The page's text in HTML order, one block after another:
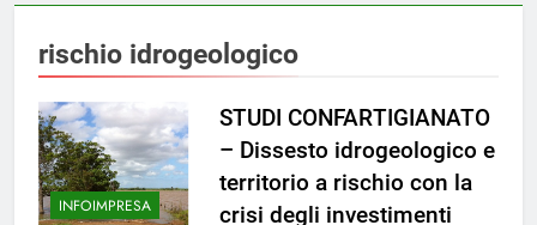
rischio idrogeologico
INFOIMPRESA
STUDI CONFARTIGIANATO
– Dissesto idrogeologico e
territorio a rischio con la
crisi degli investimenti